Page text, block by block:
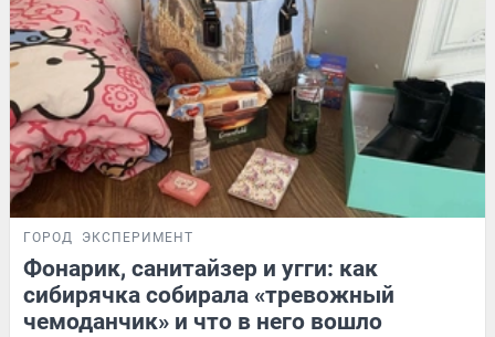
ГОРОД ЭКСПЕРИМЕНТ
Фонарик, санитайзер и угги: как
сибирячка собирала «тревожный
чемоданчик» и что в него вошло